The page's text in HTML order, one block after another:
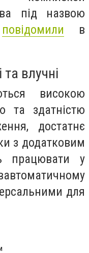
під назвою
повідомили в
влучні
високою
та здатністю
достатнє
з додатковим
працювати у
для